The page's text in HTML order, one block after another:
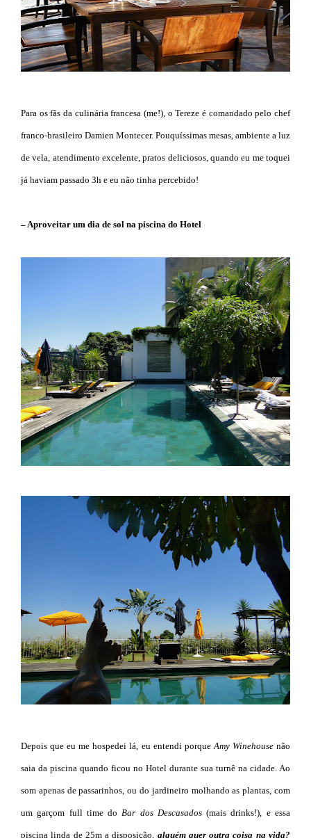
Para os fãs da culinária francesa (me!), o Tereze é comandado pelo chef
franco-brasileiro Damien Montecer. Pouquíssimas mesas, ambiente a luz
de vela, atendimento excelente, pratos deliciosos, quando eu me toquei
já haviam passado 3h e eu não tinha percebido!
– Aproveitar um dia de sol na piscina do Hotel
Depois que eu me hospedei lá, eu entendi porque Amy Winehousenão
saia da piscina quando ficou no Hotel durante sua turnê na cidade. Ao
som apenas de passarinhos, ou do jardineiro molhando as plantas, com
um garçom full time do Bar dos Descasados(mais drinks!), e essa
piscina linda de 25m a disposição, alguém quer outra coisa na vida?